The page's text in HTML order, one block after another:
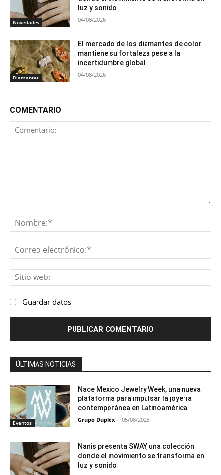
Novedades
luz y sonido
04/08/2026
Diamantes
El mercado de los diamantes de color
mantiene su fortaleza pese a la
incertidumbre global
04/08/2026
COMENTARIO
Guardar datos
ÚLTIMAS NOTICIAS
Eventos
Nace Mexico Jewelry Week, una nueva
plataforma para impulsar la joyería
contemporánea en Latinoamérica
Grupo Duplex - 05/08/2026
Nanis presenta SWAY, una colección
donde el movimiento se transforma en
luz y sonido